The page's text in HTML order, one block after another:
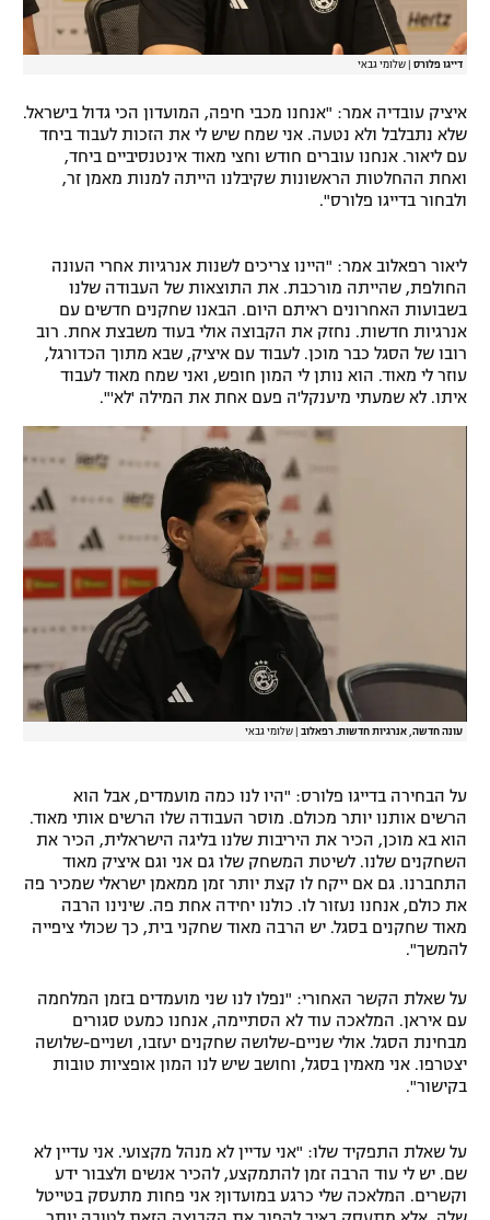
דייגו פלורס שלומי גבאי
איציק עובדיה אמר: "אנחנו מכבי חיפה, המועדון הכי גדול בישראל.
שלא נתבלבל ולא נטעה. אני שמח שיש לי את הזכות לעבוד ביחד
עם ליאור. אנחנו עוברים חודש וחצי מאוד אינטנסיביים ביחד,
ואחת ההחלטות הראשונות שקיבלנו הייתה למנות מאמן זר,
ולבחור בדייגו פלורס".
ליאור רפאלוב אמר: "היינו צריכים לשנות אנרגיות אחרי העונה
החולפת, שהייתה מורכבת. את התוצאות של העבודה שלנו
בשבועות האחרונים ראיתם היום. הבאנו שחקנים חדשים עם
אנרגיות חדשות. נחזק את הקבוצה אולי בעוד משבצת אחת. רוב
רובו של הסגל כבר מוכן. לעבוד עם איציק, שבא מתוך הכדורגל,
עוזר לי מאוד. הוא נותן לי המון חופש, ואני שמח מאוד לעבוד
איתו. לא שמעתי מיענקל'ה פעם אחת את המילה 'לא'".
עונה חדשה, אנרגיות חדשות. רפאלוב שלומי גבאי
על הבחירה בדייגו פלורס: "היו לנו כמה מועמדים, אבל הוא
הרשים אותנו יותר מכולם. מוסר העבודה שלו הרשים אותי מאוד.
הוא בא מוכן, הכיר את היריבות שלנו בליגה הישראלית, הכיר את
השחקנים שלנו. לשיטת המשחק שלו גם אני וגם איציק מאוד
התחברנו. גם אם ייקח לו קצת יותר זמן ממאמן ישראלי שמכיר פה
את כולם, אנחנו נעזור לו. כולנו יחידה אחת פה. שינינו הרבה
מאוד שחקנים בסגל. יש הרבה מאוד שחקני בית, כך שכולי ציפייה
להמשך".
על שאלת הקשר האחורי: "נפלו לנו שני מועמדים בזמן המלחמה
עם איראן. המלאכה עוד לא הסתיימה, אנחנו כמעט סגורים
מבחינת הסגל. אולי שניים-שלושה שחקנים יעזבו, ושניים-שלושה
יצטרפו. אני מאמין בסגל, וחושב שיש לנו המון אופציות טובות
בקישור".
על שאלת התפקיד שלו: "אני עדיין לא מנהל מקצועי. אני עדיין לא
שם. יש לי עוד הרבה זמן להתמקצע, להכיר אנשים ולצבור ידע
וקשרים. המלאכה שלי כרגע במועדון? אני פחות מתעסק בטייטל